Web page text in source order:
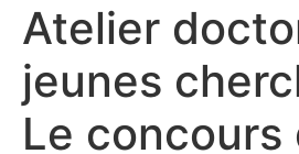
Atelier
jeunes
Le concours